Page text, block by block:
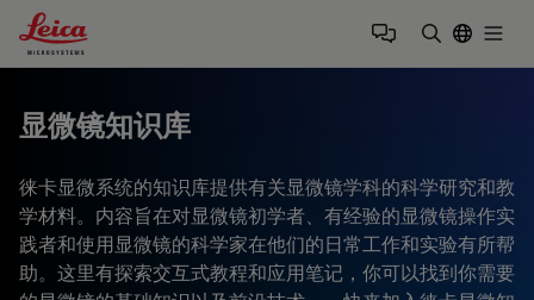
Leica Microsystems Logo
显微镜知识库
徕卡显微系统的知识库提供有关显微镜学科的科学研究和教
学材料。内容旨在对显微镜初学者、有经验的显微镜操作实
践者和使用显微镜的科学家在他们的日常工作和实验有所帮
助。这里有探索交互式教程和应用笔记，你可以找到你需要